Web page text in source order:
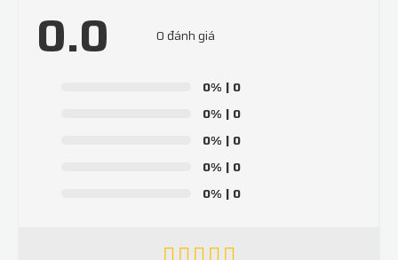
0.0 0 đánh giá
0% | 0
0% | 0
0% | 0
0% | 0
0% | 0